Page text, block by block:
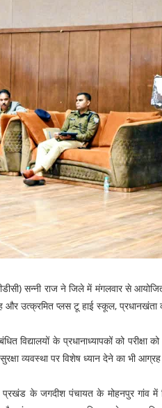
सन्नी राज ने जिले में मंगलवार से
और उत्क्रमित प्लस टू हाई स्कूल, प्रधानखंता
विद्यालयों के प्रधानाध्यापकों को परीक्षा
व्यवस्था पर विशेष ध्यान देने का भी आग्रह
प्रखंड के जगदीश पंचायत के मोहनपुर गांव में